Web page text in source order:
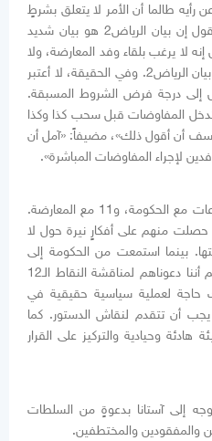
طالما أن الأمر لا يتعلق بشرطٍ
مسبق، لكن الحكومة تمسكت بالقول إن بيان الرياض2 هو بيان شديد
لا يرغب بلقاء وفد المعارضة، ولا
يريد أن يتفاوض معه، قبل سحب بيان الرياض2. وفي الحقيقة، لا أعتبر
إلى درجة فرض الشروط المسبقة.
تدخل المفاوضات قبل سحب كذا وكذا
أن أقول ذلك»، مضيفاً: «آمل أن
لإجراء المفاوضات المباشرة».
وتابع دي ميستورا: «أجرينا 7 اجتماعات مع الحكومة، و11 مع المعارضة.
حصلت منهم على أفكارٍ نيرة حول لا
بينما استمعت من الحكومة إلى
حديثٍ حول الهجمات الإرهابية، رغم أننا دعوناهم لمناقشة النقاط الـ12
حاجة لعملية سياسية حقيقية في
والمباحثات يجب أن تتقدم لنقاش الدستور. كما
هادئة وحيادية والتركيز على القرار
إلى آستانا بدعوةٍ من السلطات
والمفقودين والمختطفين.